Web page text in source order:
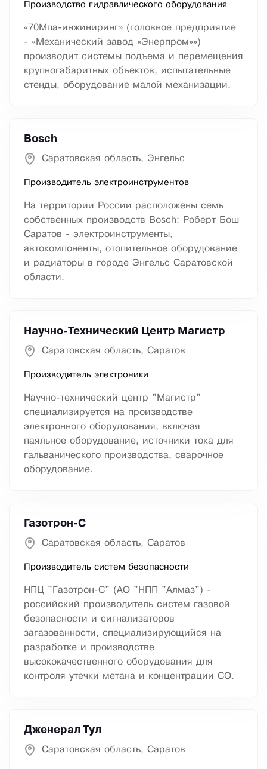
Производство гидравлического оборудования
«70Мпа-инжиниринг» (головное предприятие
- «Механический завод «Энерпром»»)
производит системы подъема и перемещения
крупногабаритных объектов, испытательные
стенды, оборудование малой механизации.
Bosch
Саратовская область, Энгельс
Производитель электроинструментов
На территории России расположены семь
собственных производств Bosch: Роберт Бош
Саратов - электроинструменты,
автокомпоненты, отопительное оборудование
и радиаторы в городе Энгельс Саратовской
области.
Научно-Технический Центр Магистр
Саратовская область, Саратов
Производитель электроники
Научно-технический центр "Магистр"
специализируется на производстве
электронного оборудования, включая
паяльное оборудование, источники тока для
гальванического производства, сварочное
оборудование.
Газотрон-С
Саратовская область, Саратов
Производитель систем безопасности
НПЦ "Газотрон-С" (АО "НПП "Алмаз") -
российский производитель систем газовой
безопасности и сигнализаторов
загазованности, специализирующийся на
разработке и производстве
высококачественного оборудования для
контроля утечки метана и концентрации СО.
Дженерал Тул
Саратовская область, Саратов